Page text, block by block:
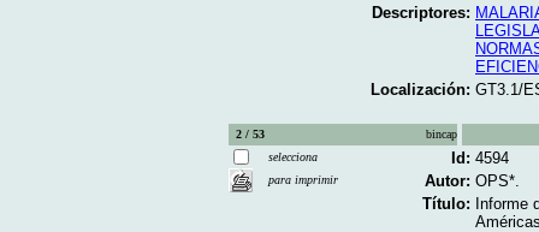
Descriptores:
Localización: GT3.1/
2 / 53
bincap
selecciona
para imprimir
Id: 4594
Autor: OPS*.
Título: Informe